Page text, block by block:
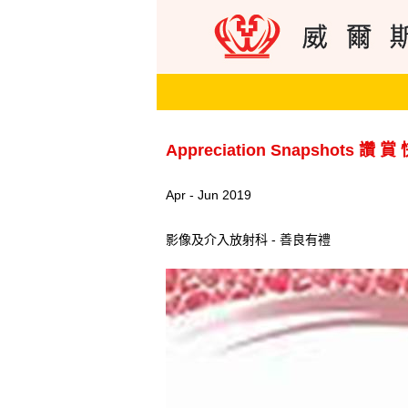
Appreciation Snapshots 讚 賞
Apr - Jun 2019
影像及介入放射科 - 善良有禮